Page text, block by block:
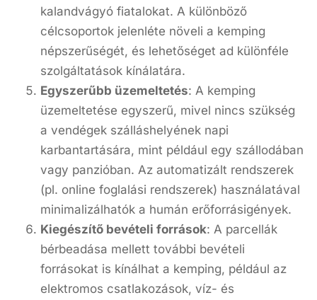
kalandvágyó fiatalokat. A különböző
célcsoportok jelenléte növeli a kemping
népszerűségét, és lehetőséget ad különféle
szolgáltatások kínálatára.
Egyszerűbb üzemeltetés: A kemping
üzemeltetése egyszerű, mivel nincs szükség
a vendégek szálláshelyének napi
karbantartására, mint például egy szállodában
vagy panzióban. Az automatizált rendszerek
(pl. online foglalási rendszerek) használatával
minimalizálhatók a humán erőforrásigények.
Kiegészítő bevételi források: A parcellák
bérbeadása mellett további bevételi
forrásokat is kínálhat a kemping, például az
elektromos csatlakozások, víz- és